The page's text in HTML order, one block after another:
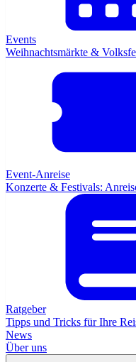
Events
Weihnachtsmärkte &
Event-Anreise
Konzerte & Festivals:
Ratgeber
Tipps und Tricks für Ihre
News
Über uns